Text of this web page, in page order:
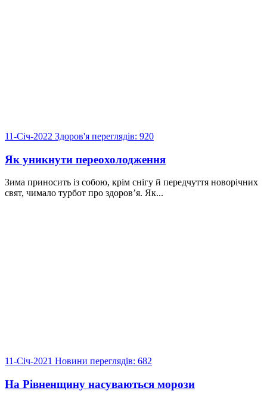
11-Січ-2022 Здоров'я переглядів: 920
Як уникнути переохолодження
Зима приносить із собою, крім снігу й передчуття новорічних
свят, чимало турбот про здоров’я. Як...
11-Січ-2021 Новини переглядів: 682
На Рівненщину насуваються морози